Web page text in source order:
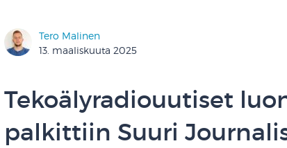
Tero Malinen
13. maaliskuuta 2025
Tekoälyradiouutiset
palkittiin Suuri